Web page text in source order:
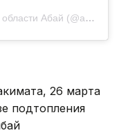
Публикация от Abai oblysy TJD • ДЧС области Абай (@abaioblysytjd)
26 марта
подтопления